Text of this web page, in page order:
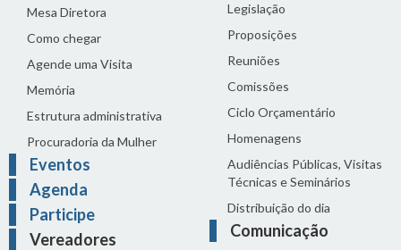
Mesa Diretora
Como chegar
Agende uma Visita
Memória
Estrutura administrativa
Procuradoria da Mulher
Eventos
Agenda
Participe
Vereadores
Legislação
Proposições
Reuniões
Comissões
Ciclo Orçamentário
Homenagens
Audiências Públicas, Visitas
Técnicas e Seminários
Distribuição do dia
Comunicação